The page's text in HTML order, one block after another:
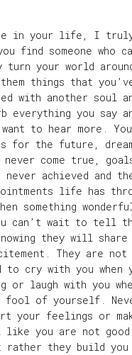
in your life, I
find someone who
turn your world
things that
with another soul
everything you say
to hear more. You
for the future,
come true,
never achieved and
life has
something
can’t wait to tell
they will
They are not
to cry with you when
or laugh with you
fool of yourself.
your feelings or
like you are not good
rather they build you